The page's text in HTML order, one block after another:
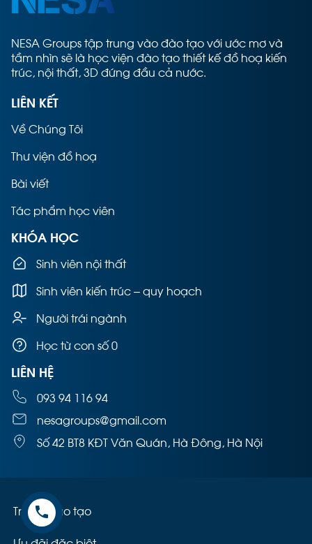
NESA Groups tập trung vào đào tạo với ước mơ và
tầm nhìn sẽ là học viện đào tạo thiết kế đồ hoạ kiến
trúc, nội thất, 3D đứng đầu cả nước.
LIÊN KẾT
Về Chúng Tôi
Thư viện đồ hoạ
Bài viết
Tác phẩm học viên
KHÓA HỌC
Sinh viên nội thất
Sinh viên kiến trúc – quy hoạch
Người trái ngành
Học từ con số 0
LIÊN HỆ
093 94 116 94
nesagroups@gmail.com
Số 42 BT8 KĐT Văn Quán, Hà Đông, Hà Nội
Triết lý đào tạo
phone